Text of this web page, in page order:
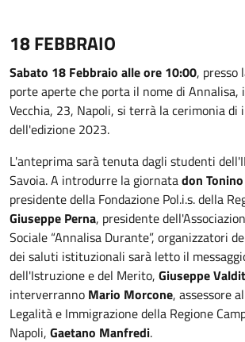
18 FEBBRAIO
Sabato 18 Febbraio alle ore 10:00, presso
porte aperte che porta il nome di Annalisa,
Vecchia, 23, Napoli, si terrà la cerimonia di
dell'edizione 2023.
L'anteprima sarà tenuta dagli studenti
Savoia. A introdurre la giornatadon
presidente della Fondazione Pol.i.s. della
Giuseppe Perna, presidente
Sociale “Annalisa Durante”, organizzatori
dei saluti istituzionali sarà letto il
dell'Istruzione e del Merito, Giuseppe
interverranno Mario Morcone, assessore
Legalità e Immigrazione della Regione
Napoli, Gaetano Manfredi.